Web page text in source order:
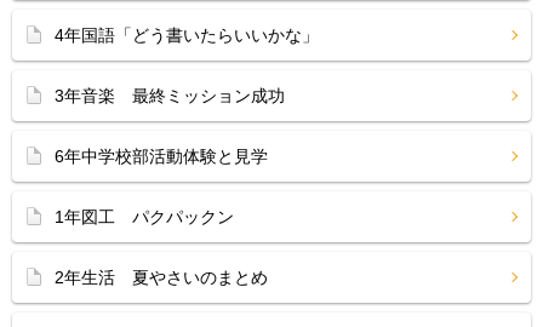
4年国語「どう書いたらいいかな」
3年音楽 最終ミッション成功
6年中学校部活動体験と見学
1年図工 パクパックン
2年生活 夏やさいのまとめ